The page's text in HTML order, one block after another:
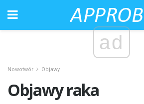
ad
Nowotwór Objawy
Objawy raka